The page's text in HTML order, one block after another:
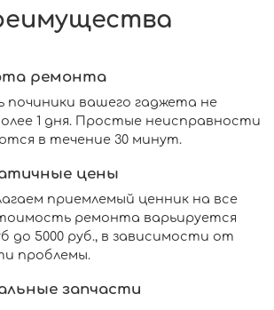
ремонта
починики вашего гаджета не
1 дня. Простые неисправности
в течение 30 минут.
цены
приемлемый ценник на все
ремонта варьируется
до 5000 руб., в зависимости от
проблемы.
запчасти